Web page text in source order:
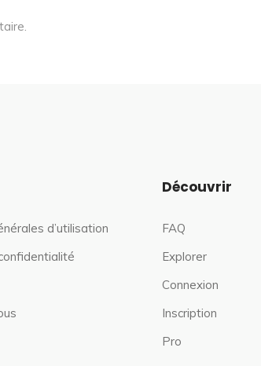
d’utilisation
Découvrir
FAQ
Explorer
Connexion
Inscription
Pro